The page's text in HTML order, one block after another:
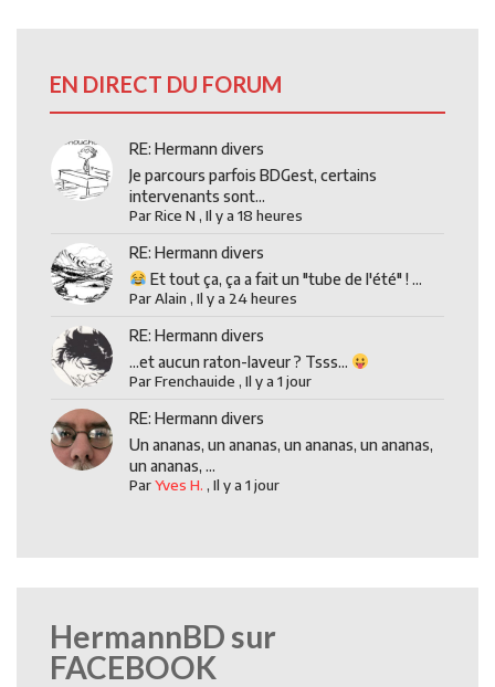
EN DIRECT DU FORUM
RE: Hermann divers
Je parcours parfois BDGest, certains
intervenants sont...
ParRice N ,Il y a 18 heures
RE: Hermann divers
Et tout ça, ça a fait un "tube de l'été" ! ...
ParAlain ,Il y a 24 heures
RE: Hermann divers
...et aucun raton-laveur ? Tsss...
ParFrenchauide ,Il y a 1 jour
RE: Hermann divers
Un ananas, un ananas, un ananas, un ananas,
un ananas, ...
ParYves H. ,Il y a 1 jour
HermannBD sur
FACEBOOK